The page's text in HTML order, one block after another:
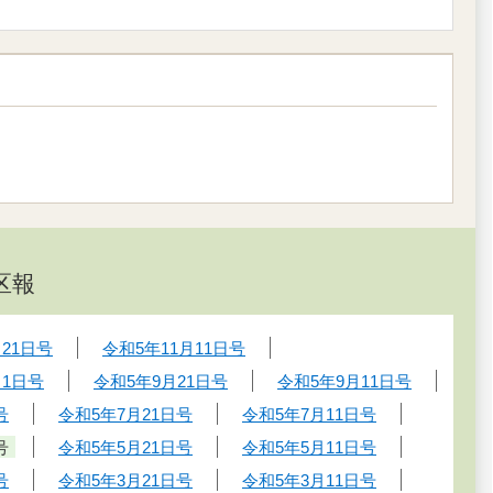
報
日号
令和5年11月11日号
日号
令和5年9月21日号
令和5年9月11日号
令和5年7月21日号
令和5年7月11日号
令和5年5月21日号
令和5年5月11日号
令和5年3月21日号 令和5年3月11日号